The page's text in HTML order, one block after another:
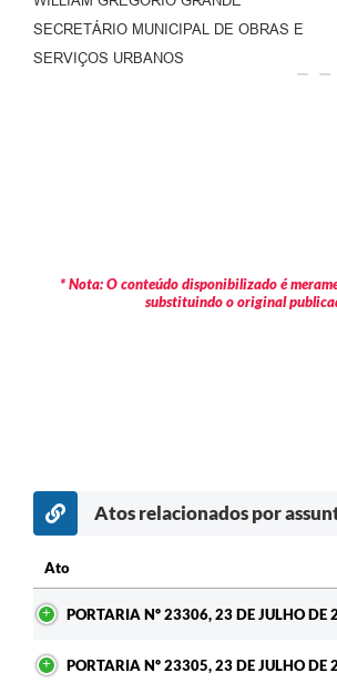
SECRETÁRIO MUNICIPAL DE OBRAS E
SERVIÇOS URBANOS
* Nota: O conteúdo disponibilizado é
substituindo o original
Atos relacionados por
Ato
PORTARIA Nº 23306, 23 DE JULHO DE
PORTARIA Nº 23305, 23 DE JULHO DE